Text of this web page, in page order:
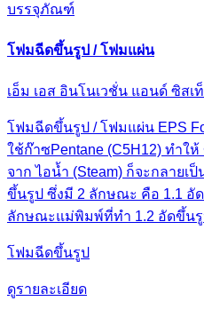
บรรจุภัณฑ์
โฟมฉีดขึ้นรูป / โฟมแผ่น
เอ็ม เอส อินโนเวชั่น แอนด์ ซิสเ
โฟมฉีดขึ้นรูป / โฟมแผ่น EPS
ใช้ก๊าซPentane (C5H12) ทำใ
จาก ไอน้ำ (Steam) ก็จะกลายเ
ขึ้นรูป ซึ่งมี 2 ลักษณะ คือ 1.1 อั
ลักษณะแม่พิมพ์ที่ทำ 1.2 อัดขึ้นรู
โฟมฉีดขึ้นรูป
ดูรายละเอียด